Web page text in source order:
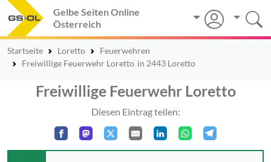
Gelbe Seiten Online
Österreich
Startseite Loretto
Feuerwehren
Freiwillige Feuerwehr Loretto in 2443 Loretto
Freiwillige Feuerwehr Loretto
Diesen Eintrag teilen: